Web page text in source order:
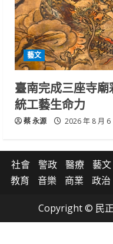
藝文
臺南完成三座寺
統工藝生命力
蔡 永源 2026 年 8 月 6
社會 警政 醫療 藝文
教育
音樂 商業 政治
Copyright © 民